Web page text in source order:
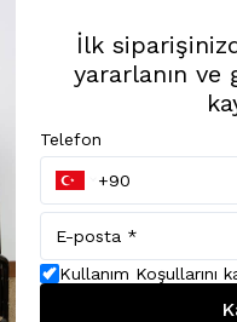
İlk
yararlanın
Telefon
Kullanım Koşullarını